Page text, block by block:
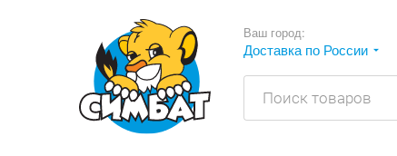
Ваш город:
Доставка по России